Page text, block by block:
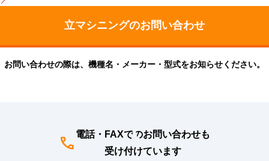
お問い合わせの際は、機種名・メーカー・型式をお知らせください。
電話・FAXでのお問い合わせも
受け付けています